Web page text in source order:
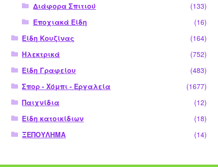
Διάφορα Σπιτιού
(133)
Εποχιακά Είδη
(16)
Είδη Κουζίνας
(164)
Ηλεκτρικά
(752)
Είδη Γραφείου
(483)
Σπορ - Χόμπι - Εργαλεία
(1677)
Παιχνίδια
(12)
Είδη κατοικίδιων
(18)
ΞΕΠΟΥΛΗΜΑ
(14)